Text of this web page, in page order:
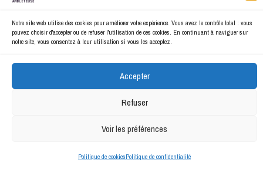
Notre site web utilise des cookies pour améliorer votre expérience. Vous avez le contrôle total : vous
pouvez choisir d'accepter ou de refuser l'utilisation de ces cookies. En continuant à naviguer sur
notre site, vous consentez à leur utilisation si vous les acceptez.
Accepter
Refuser
Voir les préférences
Politique de cookiesPolitique de confidentialité